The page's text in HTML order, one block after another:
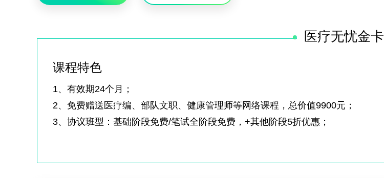
医疗无忧金卡
课程特色
1、有效期24个月；
2、免费赠送医疗编、部队文职、健康管理师等网络课程，总价值9900元；
3、协议班型：基础阶段免费/笔试全阶段免费，+其他阶段5折优惠；